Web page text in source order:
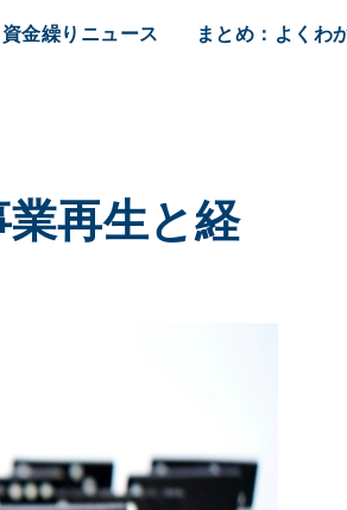
資金繰りニュース まとめ：よくわ
業再生と経